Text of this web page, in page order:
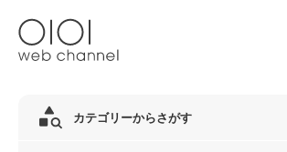
カテゴリーからさがす